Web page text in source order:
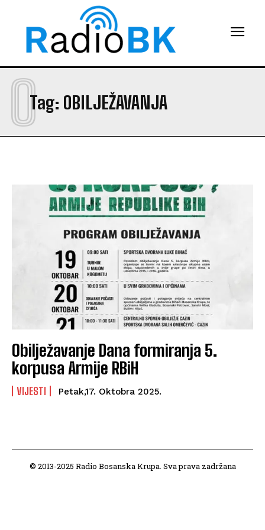
Tag: OBILJEŽAVANJA
O
Obilježavanje Dana formiranja 5.
korpusa Armije RBiH
VIJESTI Petak,17. Oktobra 2025.
© 2013-2025 Radio Bosanska Krupa. Sva prava zadržana